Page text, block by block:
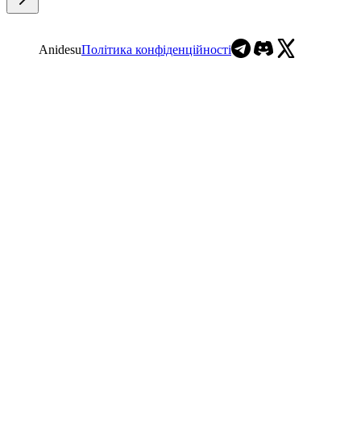
AnidesuПолітика конфіденційності